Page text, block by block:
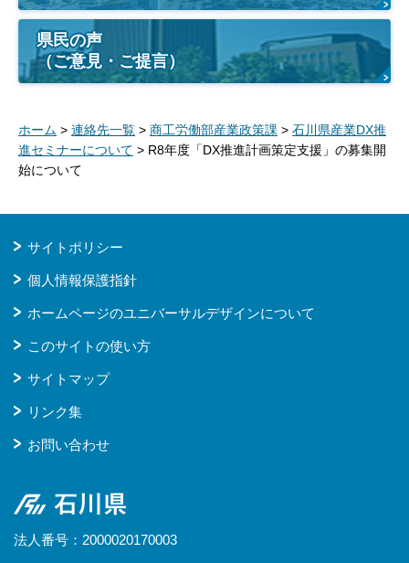
県民の声
（ご意見・ご提言）
ホーム > 連絡先一覧 > 商工労働部産業政策課 > 石川県産業DX推
進セミナーについて > R8年度「DX推進計画策定支援」の募集開
始について
サイトポリシー
個人情報保護指針
ホームページのユニバーサルデザインについて
このサイトの使い方
サイトマップ
リンク集
お問い合わせ
石川県
法人番号：2000020170003